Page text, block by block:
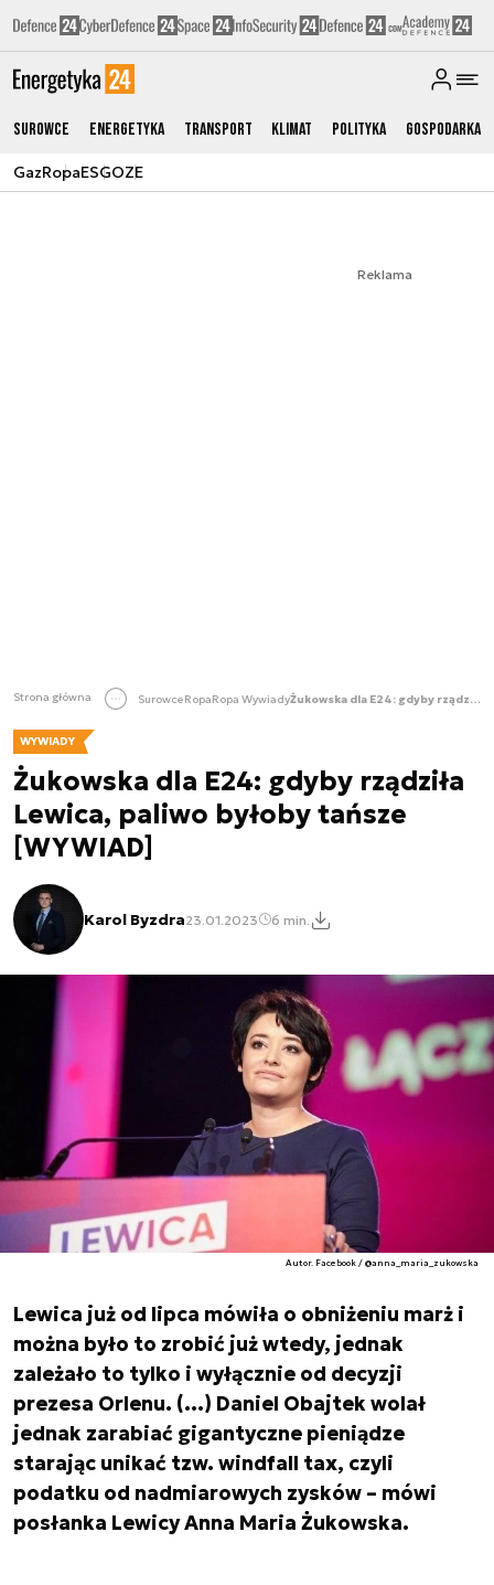
Surowce Energetyka Transport Klimat Polityka Gospodarka
GazRopaESGOZE
Reklama
Strona główna SurowceRopaRopa Wywiady Żukowska dla E24: gdyby rządziła Lewica, paliwo byłoby tańsze [WYWIAD]
WYWIADY
Żukowska dla E24: gdyby rządziła
Lewica, paliwo byłoby tańsze
[WYWIAD]
Karol Byzdra23.01.2023 6 min.
Autor. Facebook / @anna_maria_zukowska
Lewica już od lipca mówiła o obniżeniu marż i
można było to zrobić już wtedy, jednak
zależało to tylko i wyłącznie od decyzji
prezesa Orlenu. (…) Daniel Obajtek wolał
jednak zarabiać gigantyczne pieniądze
starając unikać tzw. windfall tax, czyli
podatku od nadmiarowych zysków – mówi
posłanka Lewicy Anna Maria Żukowska.